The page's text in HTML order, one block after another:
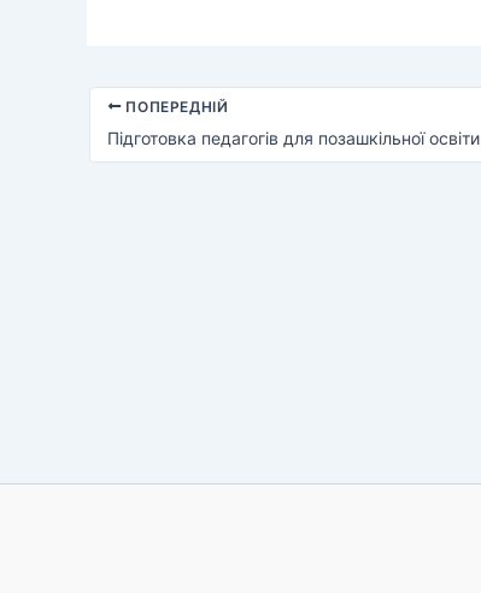
ПОПЕРЕДНІЙ
Підготовка педагогів для позашкільної освіти